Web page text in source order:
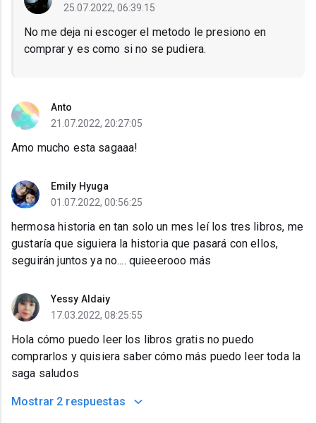
25.07.2022, 06:39:15
No me deja ni escoger el metodo le presiono en
comprar y es como si no se pudiera.
Anto
21.07.2022, 20:27:05
Amo mucho esta sagaaa!
Emily Hyuga
01.07.2022, 00:56:25
hermosa historia en tan solo un mes leí los tres libros, me
gustaría que siguiera la historia que pasará con ellos,
seguirán juntos ya no.... quieeerooo más
Yessy Aldaiy
17.03.2022, 08:25:55
Hola cómo puedo leer los libros gratis no puedo
comprarlos y quisiera saber cómo más puedo leer toda la
saga saludos
Mostrar 2 respuestas